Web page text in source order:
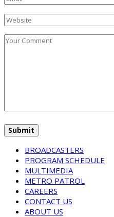
BROADCASTERS
PROGRAM SCHEDULE
MULTIMEDIA
METRO PATROL
CAREERS
CONTACT US
ABOUT US